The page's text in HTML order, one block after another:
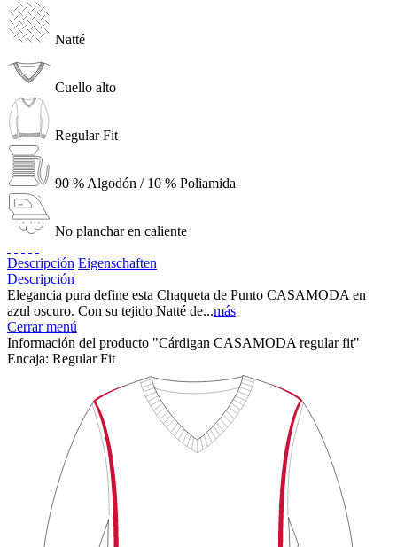
Natté
Cuello alto
Regular Fit
90 % Algodón / 10 % Poliamida
No planchar en caliente
Descripción Eigenschaften
Descripción
Elegancia pura define esta Chaqueta de Punto CASAMODA en
azul oscuro. Con su tejido Natté de...más
Cerrar menú
Información del producto "Cárdigan CASAMODA regular fit"
Encaja: Regular Fit